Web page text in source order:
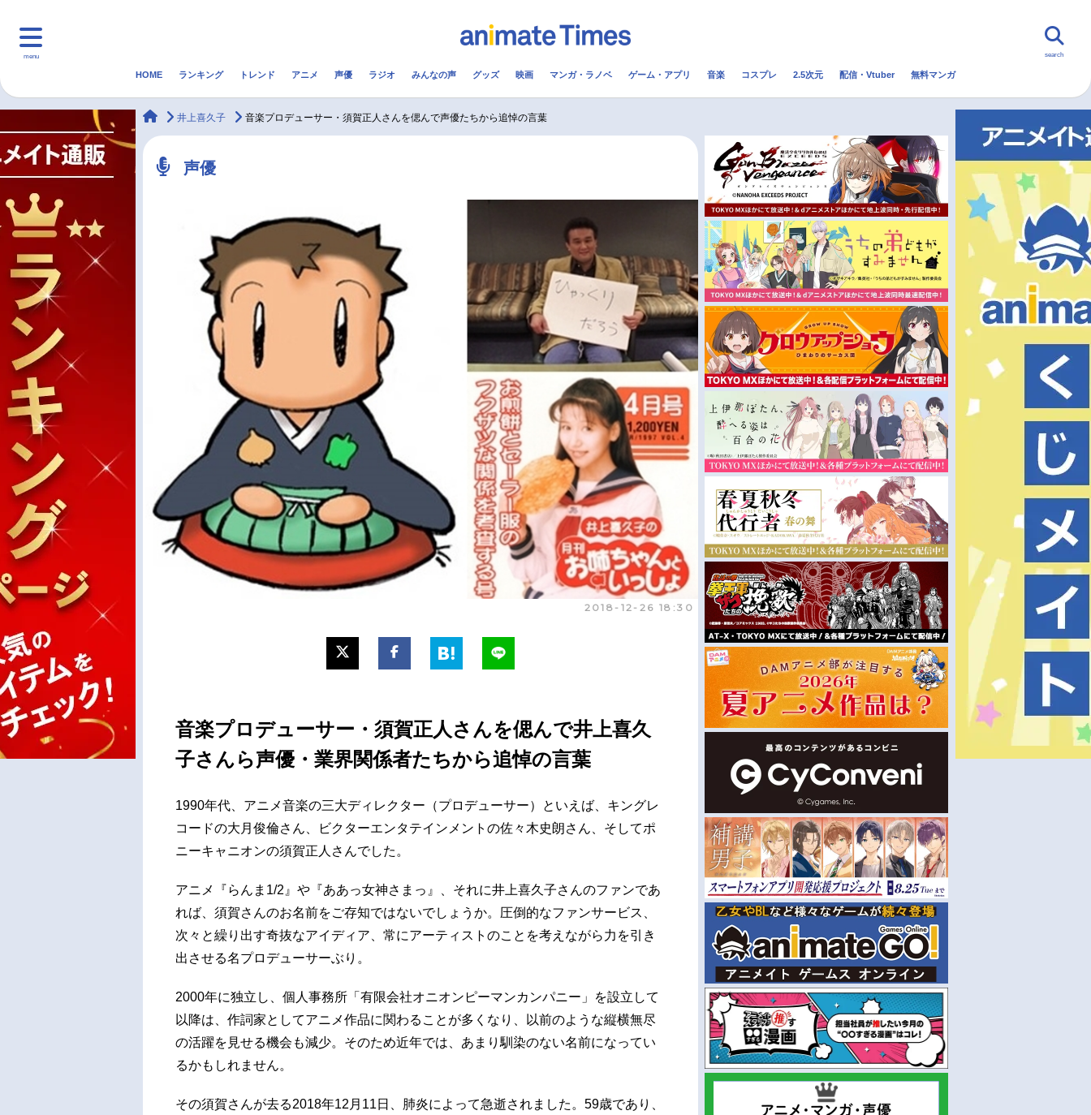
menu
マンガ・ラノベ ゲーム・アプリ 配信・Vtuber トレンド 無料マンガ
声優記事一覧 男性声優/女性声優一覧
今期アニメ曜日別一覧
夏アニメ
秋アニメ
冬アニメ
FOLLOW US
search
HOME ランキング トレンド アニメ 声優 ラジオ みんなの声 グッズ 映画 マンガ・ラノベ ゲーム・アプリ 音楽 コスプレ 2.5次元 配信・Vtuber 無料マンガ
animateTimes
井上喜久子 音楽プロデューサー・須賀正人さんを偲んで声優たちから追悼の言葉
声優
2018-12-26 18:30
音楽プロデューサー・須賀正人さんを偲んで井上喜久
子さんら声優・業界関係者たちから追悼の言葉
1990年代、アニメ音楽の三大ディレクター（プロデューサー）といえば、キングレ
コードの大月俊倫さん、ビクターエンタテインメントの佐々木史朗さん、そしてポ
ニーキャニオンの須賀正人さんでした。
アニメ『らんま1/2』や『ああっ女神さまっ』、それに井上喜久子さんのファンであ
れば、須賀さんのお名前をご存知ではないでしょうか。圧倒的なファンサービス、
次々と繰り出す奇抜なアイディア、常にアーティストのことを考えながら力を引き
出させる名プロデューサーぶり。
2000年に独立し、個人事務所「有限会社オニオンピーマンカンパニー」を設立して
以降は、作詞家としてアニメ作品に関わることが多くなり、以前のような縦横無尽
の活躍を見せる機会も減少。そのため近年では、あまり馴染のない名前になってい
るかもしれません。
その須賀さんが去る2018年12月11日、肺炎によって急逝されました。59歳であり、